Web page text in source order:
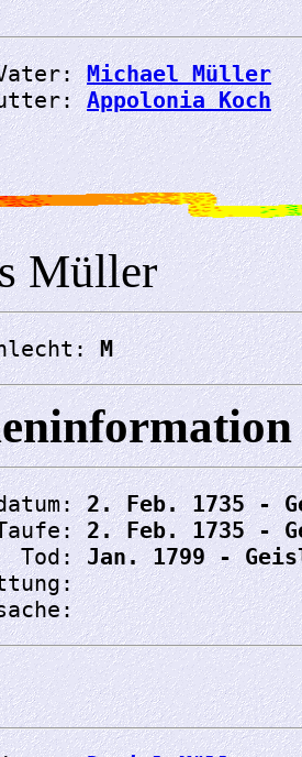
Michael Müller
Appolonia Koch
Müller
M
2. Feb. 1735 -
2. Feb. 1735 -
Tod:
Jan. 1799 -